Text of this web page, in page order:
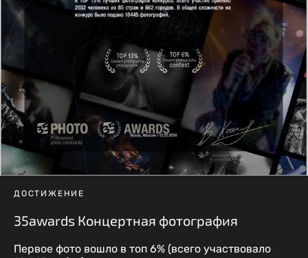
ДОСТИЖЕНИЕ
35awards Концертная фотография
Первое фото вошло в топ 6% (всего участвовало